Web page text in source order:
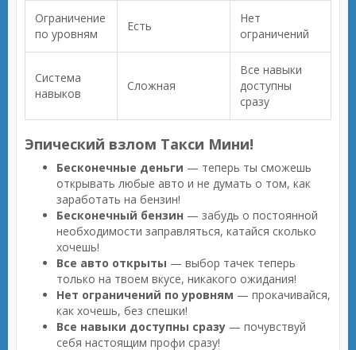
Ограничение
по уровням
Есть
Нет
ограничений
Система
навыков
Сложная
Все навыки
доступны
сразу
Эпический взлом Такси Мини!
Бесконечные деньги — теперь ты сможешь
открывать любые авто и не думать о том, как
заработать на бензин!
Бесконечный бензин — забудь о постоянной
необходимости заправляться, катайся сколько
хочешь!
Все авто открыты — выбор тачек теперь
только на твоем вкусе, никакого ожидания!
Нет ограничений по уровням — прокачивайся,
как хочешь, без спешки!
Все навыки доступны сразу — почувствуй
себя настоящим профи сразу!